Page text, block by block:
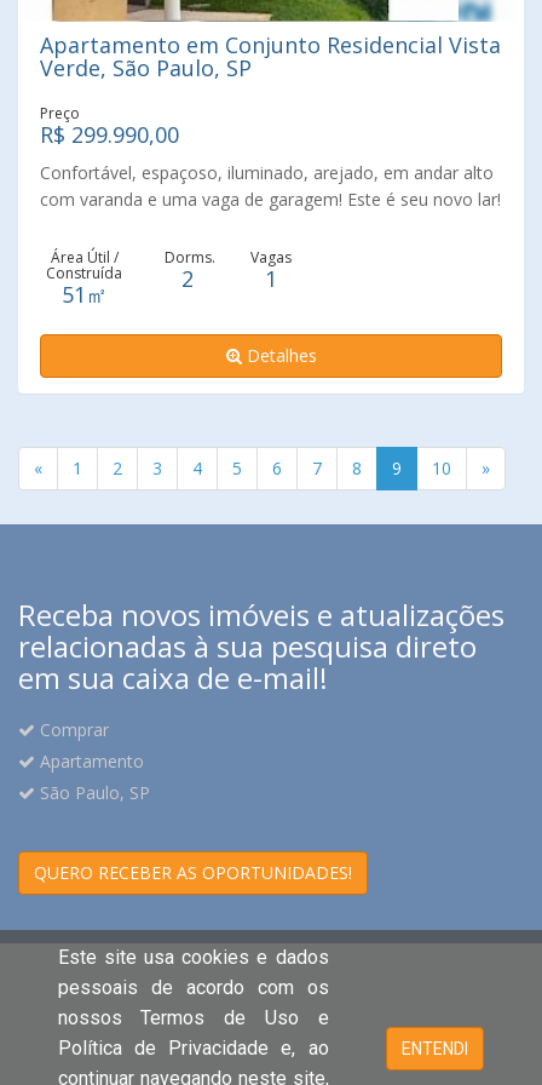
Avenida Luiz Dumont Villares, conhecida por sua vida
noturna vibrante.
Apartamento em Conjunto Residencial Vista
Verde, São Paulo, SP
Preço
R$ 299.990,00
Confortável, espaçoso, iluminado, arejado, em andar alto
com varanda e uma vaga de garagem! Este é seu novo lar!
estarão seguros e felizes. Fácil acesso as marginais Tiete
e Pinheiros, Anhanguera e Bandeirante. Próximo a
escolas, comércios e transporte público. Ligue agora e
agende sua visita!
Área Útil /
Construída
51㎡
Dorms.
2
Vagas
1
Detalhes
« 1 2 3 4 5 6 7 8 9 10 »
Receba novos imóveis e atualizações
relacionadas à sua pesquisa direto
em sua caixa de e-mail!
Comprar
Apartamento
São Paulo, SP
QUERO RECEBER AS OPORTUNIDADES!
Este site usa cookies e dados
pessoais de acordo com os
nossos Termos de Uso e
Política de Privacidade e, ao
continuar navegando neste site,
ENTENDI